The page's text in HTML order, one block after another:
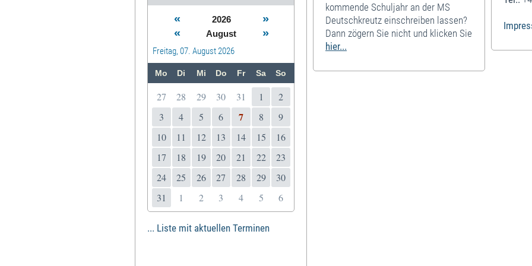
« 2026
»
«
August »
Freitag, 07. August 2026
Mo Di Mi Do Fr Sa So
27 28 29 30 31 1
2
3
4 5 6 7 8
9
10
11 12 13 14 15
16
17
18 19 20 21 22
23
24
25 26 27 28 29
30
31
1 2 3 4 5 6
... Liste mit aktuellen Terminen
kommende Schuljahr an der MS
Deutschkreutz einschreiben lassen?
Dann zögern Sie nicht und klicken Sie
hier...